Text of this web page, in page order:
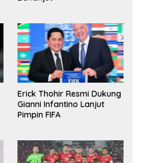
Erick Thohir Resmi Dukung
Gianni Infantino Lanjut
Pimpin FIFA